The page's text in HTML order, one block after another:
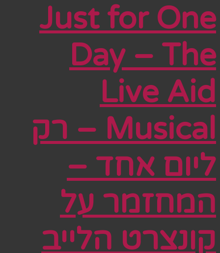
Just for One
Day – The
Live Aid
Musical – רק
ליום אחד –
המחזמר על
קונצרט הלייב